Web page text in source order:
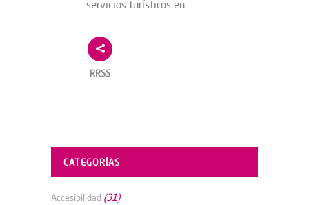
servicios turísticos en
RRSS
CATEGORÍAS
Accesibilidad (31)